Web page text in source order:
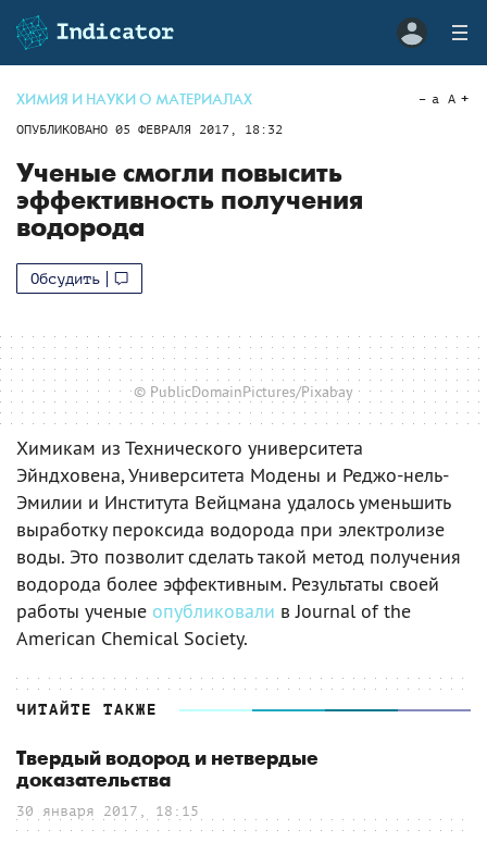
ХИМИЯ И НАУКИ О МАТЕРИАЛАХ
ОПУБЛИКОВАНО 05 ФЕВРАЛЯ 2017, 18:32
a A
Ученые смогли повысить
эффективность получения
водорода
Обсудить
© PublicDomainPictures/Pixabay
Химикам из Технического университета
Эйндховена, Университета Модены и Реджо-нель-
Эмилии и Института Вейцмана удалось уменьшить
выработку пероксида водорода при электролизе
воды. Это позволит сделать такой метод получения
водорода более эффективным. Результаты своей
работы ученые опубликовали в Journal of the
American Chemical Society.
ЧИТАЙТЕ ТАКЖЕ
Твердый водород и нетвердые
доказательства
30 января 2017, 18:15